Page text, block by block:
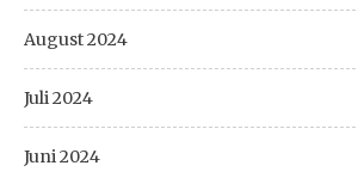
August 2024
Juli 2024
Juni 2024